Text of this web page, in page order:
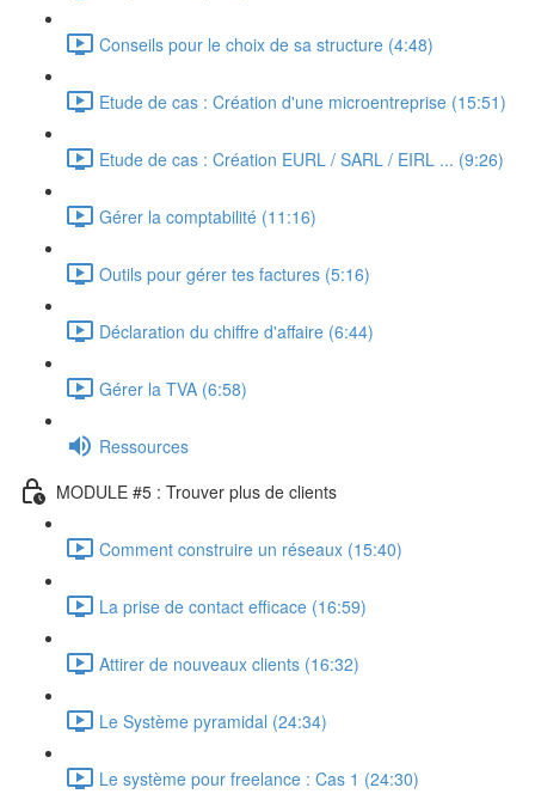
Conseils pour le choix de sa structure (4:48)
Etude de cas : Création d'une microentreprise (15:51)
Etude de cas : Création EURL / SARL / EIRL ... (9:26)
Gérer la comptabilité (11:16)
Outils pour gérer tes factures (5:16)
Déclaration du chiffre d'affaire (6:44)
Gérer la TVA (6:58)
Ressources
MODULE #5 : Trouver plus de clients
Comment construire un réseaux (15:40)
La prise de contact efficace (16:59)
Attirer de nouveaux clients (16:32)
Le Système pyramidal (24:34)
Le système pour freelance : Cas 1 (24:30)